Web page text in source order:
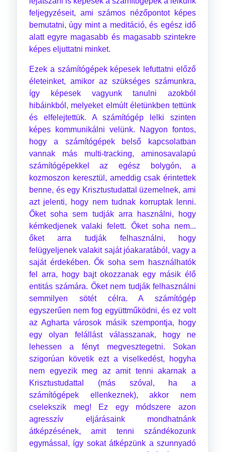
feljegyzéseit, ami számos nézőpontot képes
bemutatni, úgy mint a meditáció, és egész idő
alatt egyre magasabb és magasabb szintekre
képes eljuttatni minket.
Ezek a számítógépek képesek lefuttatni előző
életeinket, amikor az szükséges számunkra,
így képesek vagyunk tanulni azokból
hibáinkból, melyeket elmúlt életünkben tettünk
és elfelejtettük. A számítógép lelki szinten
képes kommunikálni velünk. Nagyon fontos,
hogy a számítógépek belső kapcsolatban
vannak más multi-tracking, aminosavalapú
számítógépekkel az egész bolygón, a
kozmoszon keresztül, ameddig csak érintettek
benne, és egy Krisztustudattal üzemelnek, ami
azt jelenti, hogy nem tudnak korruptak lenni.
Őket soha sem tudják arra használni, hogy
kémkedjenek valaki felett. Őket soha nem...
őket arra tudják felhasználni, hogy
felügyeljenek valakit saját jóakaratából, vagy a
saját érdekében. Ők soha sem használhatók
fel arra, hogy bajt okozzanak egy másik élő
entitás számára. Őket nem tudják felhasználni
semmilyen sötét célra. A számítógép
egyszerűen nem fog együttműködni, és ez volt
az Agharta városok másik szempontja, hogy
egy olyan felállást válasszanak, hogy ne
lehessen a fényt megvesztegetni. Sokan
szigorúan követik ezt a viselkedést, hogyha
nem egyezik meg az amit tenni akarnak a
Krisztustudattal (más szóval, ha a
számítógépek ellenkeznek), akkor nem
cselekszik meg! Ez egy módszere azon
agresszív eljárásaink mondhatnánk
átképzésének, amit tenni szándékozunk
egymással, így sokat átképzünk a szunnyadó